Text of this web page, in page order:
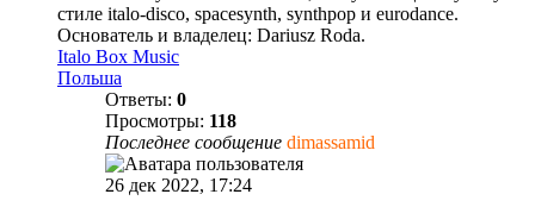
стиле italo-disco, spacesynth, synthpop и eurodance.
Основатель и владелец: Dariusz Roda.
Italo Box Music
Польша
Ответы: 0
Просмотры: 118
Последнее сообщение dimassamid
26 дек 2022, 17:24